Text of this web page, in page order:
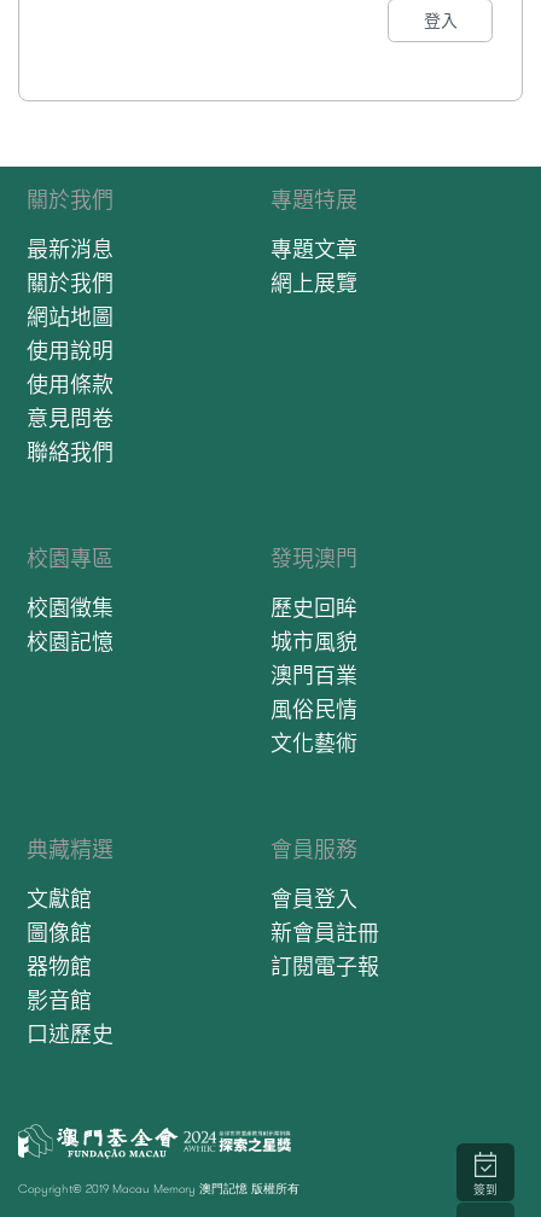
登入
關於我們
最新消息
關於我們
網站地圖
使用說明
使用條款
意見問卷
聯絡我們
專題特展
專題文章
網上展覽
校園專區
校園徵集
校園記憶
發現澳門
歷史回眸
城市風貌
澳門百業
風俗民情
文化藝術
典藏精選
文獻館
圖像館
器物館
影音館
口述歷史
會員服務
會員登入
新會員註冊
訂閱電子報
Copyright© 2019 Macau Memory 澳門記憶 版權所有 簽到